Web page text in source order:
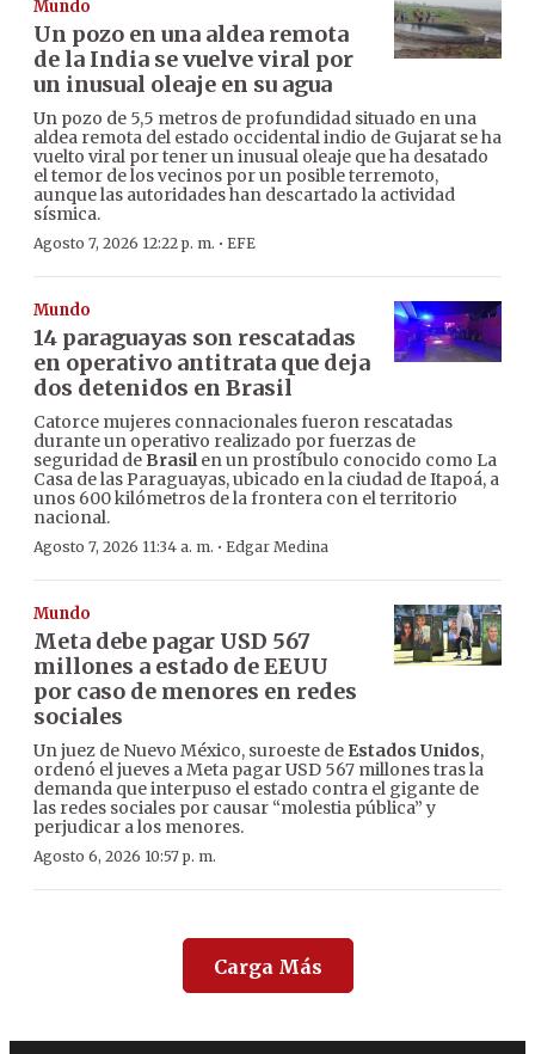
Mundo
Un pozo en una aldea remota
de la India se vuelve viral por
un inusual oleaje en su agua
Un pozo de 5,5 metros de profundidad situado en una
aldea remota del estado occidental indio de Gujarat se ha
vuelto viral por tener un inusual oleaje que ha desatado
el temor de los vecinos por un posible terremoto,
aunque las autoridades han descartado la actividad
sísmica.
Agosto 7, 2026 12:22 p. m. · EFE
Mundo
14 paraguayas son rescatadas
en operativo antitrata que deja
dos detenidos en Brasil
Catorce mujeres connacionales fueron rescatadas
durante un operativo realizado por fuerzas de
seguridad de Brasilen un prostíbulo conocido como La
Casa de las Paraguayas, ubicado en la ciudad de Itapoá, a
unos 600 kilómetros de la frontera con el territorio
nacional.
Agosto 7, 2026 11:34 a. m. · Edgar Medina
Mundo
Meta debe pagar USD 567
millones a estado de EEUU
por caso de menores en redes
sociales
Un juez de Nuevo México, suroeste de Estados Unidos,
ordenó el jueves a Meta pagar USD 567 millones tras la
demanda que interpuso el estado contra el gigante de
las redes sociales por causar “molestia pública” y
perjudicar a los menores.
Agosto 6, 2026 10:57 p. m.
Carga Más